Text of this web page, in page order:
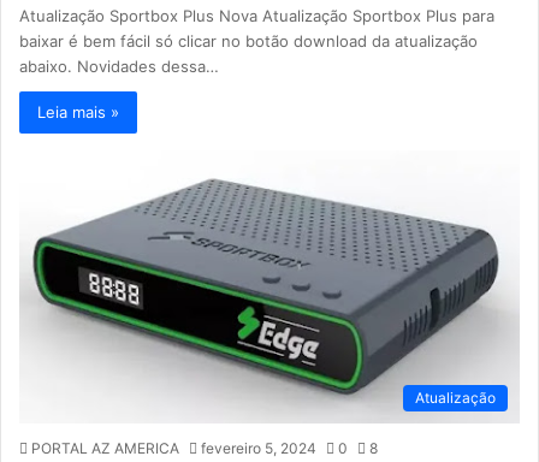
Atualização Sportbox Plus Nova Atualização Sportbox Plus para
baixar é bem fácil só clicar no botão download da atualização
abaixo. Novidades dessa…
Leia mais »
Atualização
PORTAL AZ AMERICA fevereiro 5, 2024 0 8